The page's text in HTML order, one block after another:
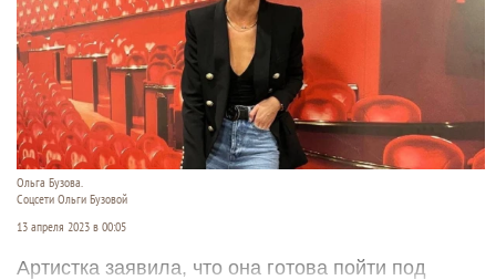
Ольга Бузова.
Соцсети Ольги Бузовой
13 апреля 2023 в 00:05
Артистка заявила, что она готова пойти под